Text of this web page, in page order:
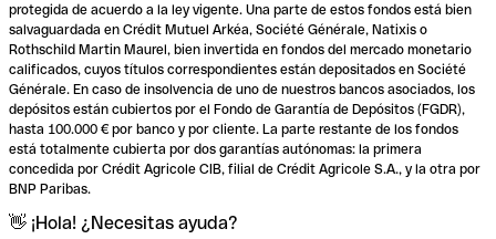
protegida de acuerdo a la ley vigente. Una parte de estos fondos está bien
salvaguardada en Crédit Mutuel Arkéa, Société Générale, Natixis o
Rothschild Martin Maurel, bien invertida en fondos del mercado monetario
calificados, cuyos títulos correspondientes están depositados en Société
Générale. En caso de insolvencia de uno de nuestros bancos asociados, los
depósitos están cubiertos por el Fondo de Garantía de Depósitos (FGDR),
hasta 100.000 € por banco y por cliente. La parte restante de los fondos
está totalmente cubierta por dos garantías autónomas: la primera
concedida por Crédit Agricole CIB, filial de Crédit Agricole S.A., y la otra por
BNP Paribas.
👋 ¡Hola! ¿Necesitas ayuda?